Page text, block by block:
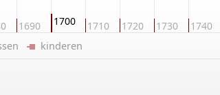
1690 1700 1710 1720 1730 1740
kinderen